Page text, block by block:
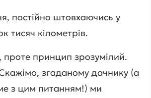
постійно штовхаючись у
тисяч кілометрів.
принцип зрозумілий.
згаданому дачнику (а
з цим питанням!) ми